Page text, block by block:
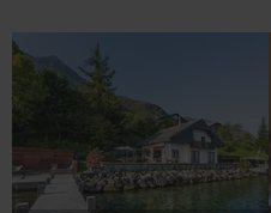
Norwegen
alle Länder…